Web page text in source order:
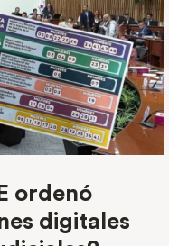
ordenó
digitales